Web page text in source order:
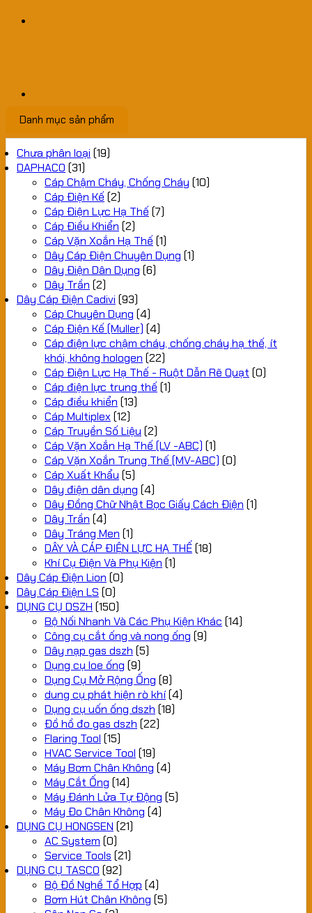
Danh mục sản phẩm
Chưa phân loại (19)
DAPHACO (31)
Cáp Chậm Cháy, Chống Cháy (10)
Cáp Điện Kế (2)
Cáp Điện Lực Hạ Thế (7)
Cáp Điều Khiển (2)
Cáp Vặn Xoắn Hạ Thế (1)
Dây Cáp Điện Chuyên Dụng (1)
Dây Điện Dân Dụng (6)
Dây Trần (2)
Dây Cáp Điện Cadivi (93)
Cáp Chuyên Dụng (4)
Cáp Điện Kế (Muller) (4)
Cáp điện lực chậm cháy, chống cháy hạ thế, ít
khói, không hologen (22)
Cáp Điện Lực Hạ Thế - Ruột Dẫn Rẽ Quạt (0)
Cáp điện lực trung thế (1)
Cáp điều khiển (13)
Cáp Multiplex(12)
Cáp Truyền Số Liệu (2)
Cáp Vặn Xoắn Hạ Thế (LV -ABC) (1)
Cáp Vặn Xoắn Trung Thế (MV-ABC) (0)
Cáp Xuất Khẩu (5)
Dây điện dân dụng (4)
Dây Đồng Chữ Nhật Bọc Giấy Cách Điện (1)
Dây Trần (4)
Dây Tráng Men (1)
DÂY VÀ CÁP ĐIỆN LỰC HẠ THẾ(18)
Khí Cụ Điện Và Phụ Kiện (1)
Dây Cáp Điện Lion (0)
Dây Cáp Điện LS (0)
DỤNG CỤ DSZH (150)
Bộ Nối Nhanh Và Các Phụ Kiện Khác (14)
Công cụ cắt ống và nong ống (9)
Dây nạp gas dszh (5)
Dụng cụ loe ống (9)
Dụng Cụ Mở Rộng Ống (8)
dung cụ phát hiện rò khí(4)
Dụng cụ uốn ống dszh (18)
Đồ hồ đo gas dszh (22)
Flaring Tool (15)
HVAC Service Tool (19)
Máy Bơm Chân Không (4)
Máy Cắt Ống (14)
Máy Đánh Lửa Tự Động (5)
Máy Đo Chân Không (4)
DỤNG CỤ HONGSEN (21)
AC System (0)
Service Tools (21)
DỤNG CỤ TASCO (92)
Bộ Đồ Nghề Tổ Hợp (4)
Bơm Hút Chân Không (5)